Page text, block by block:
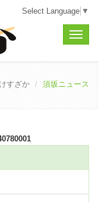
Select Language ▼
Toggle
すざか 須坂ニュース